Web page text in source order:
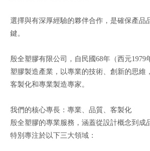
選擇與有深厚經驗的夥伴合作，是確保產品
鍵。
殷全塑膠有限公司，自民國68年（西元1979
塑膠製造產業，以專業的技術、創新的思維
客製化和專業製造專家。
我們的核心專長：專業、品質、客製化
殷全塑膠的專業服務，涵蓋從設計概念到成
特別專注於以下三大領域：